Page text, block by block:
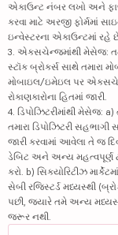
એકાઉન્ટ નંબર લખો અને
કરવા માટે અરજી ફોર્મમાં
ઇન્વેસ્ટરના એકાઉન્ટમાં રહે
3. એક્સચેન્જમાંથી મેસેજ:
સ્ટૉક બ્રોકર્સ સાથે
મોબાઇલ/ઇમેઇલ પર
રોકાણકારોના હિતમાં જારી.
4. ડિપોઝિટરીમાંથી મેસેજ:
તમારા ડિપોઝિટરી સહભાગી
જારી કરવામાં આવેલા તે જ
ડેબિટ અને અન્ય મહત્વપૂર્ણ
કરો. b) સિક્યોરિટીઝ
સેબી રજિસ્ટર્ડ મધ્યસ્થી
પછી, જ્યારે તમે અન્ય
જરૂર નથી.